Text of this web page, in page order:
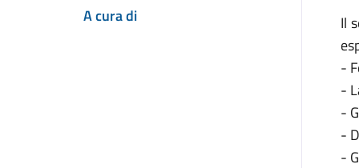
A cura di
Il
-
-
-
-
-